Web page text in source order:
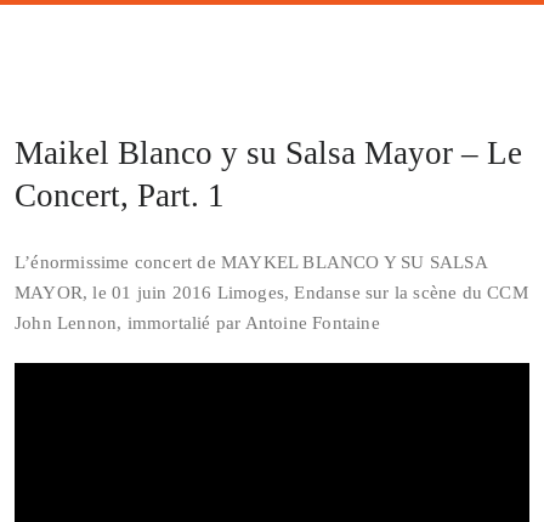
Maikel Blanco y su Salsa Mayor – Le
Concert, Part. 1
L’énormissime concert de MAYKEL BLANCO Y SU SALSA
MAYOR, le 01 juin 2016 Limoges, Endanse sur la scène du CCM
John Lennon, immortalié par Antoine Fontaine